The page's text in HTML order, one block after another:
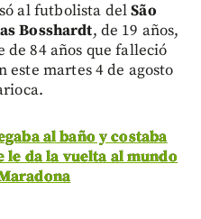
al futbolista delSão
Bosshardt, de 19 años,
84 años que falleció
martes 4 de agosto
al baño y costaba
da la vuelta al mundo